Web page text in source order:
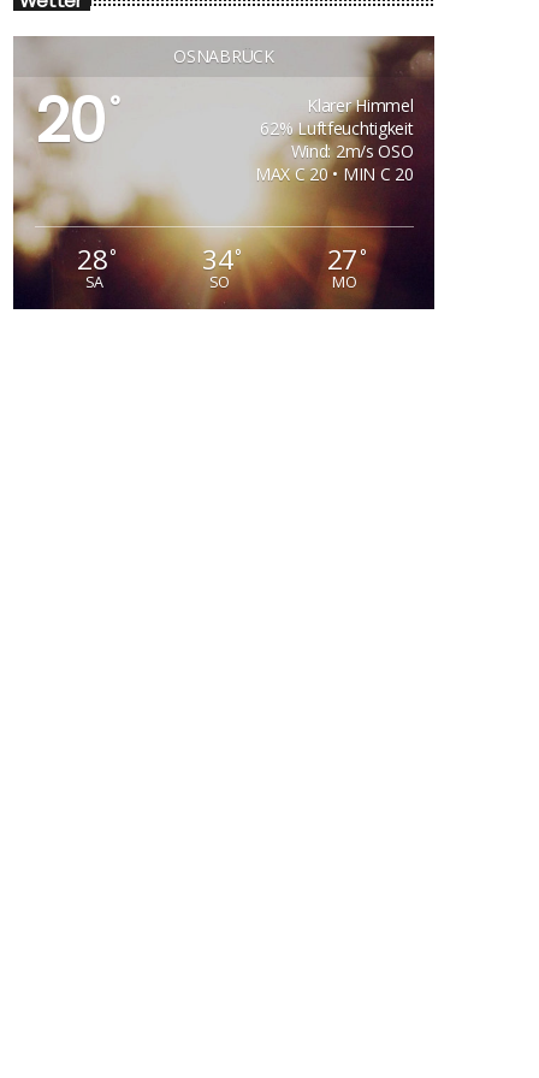
OSNABRÜCK
20°
Klarer Himmel
62% Luftfeuchtigkeit
Wind: 2m/s OSO
MAX C 20 • MIN C 20
28°
SA
34°
SO
27°
MO